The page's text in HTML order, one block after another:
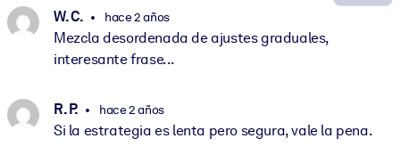
W. C. hace 2 años
Mezcla desordenada de ajustes graduales,
interesante frase...
R. P. hace 2 años
Si la estrategia es lenta pero segura, vale la pena.